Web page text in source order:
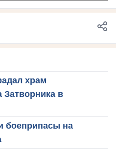
храм
Затворника в
боеприпасы на